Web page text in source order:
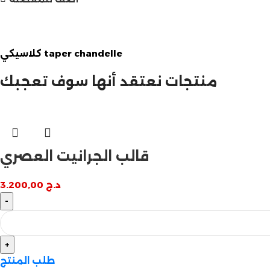
تخفيضات نهاية السنة
كلاسيكي taper chandelle
منتجات نعتقد أنها سوف تعجبك
قالب الجرانيت العصري
د.ج
طلب المنتج